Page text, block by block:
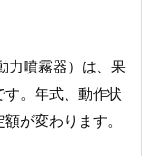
力噴霧器）は、果
。年式、動作状
が変わります。